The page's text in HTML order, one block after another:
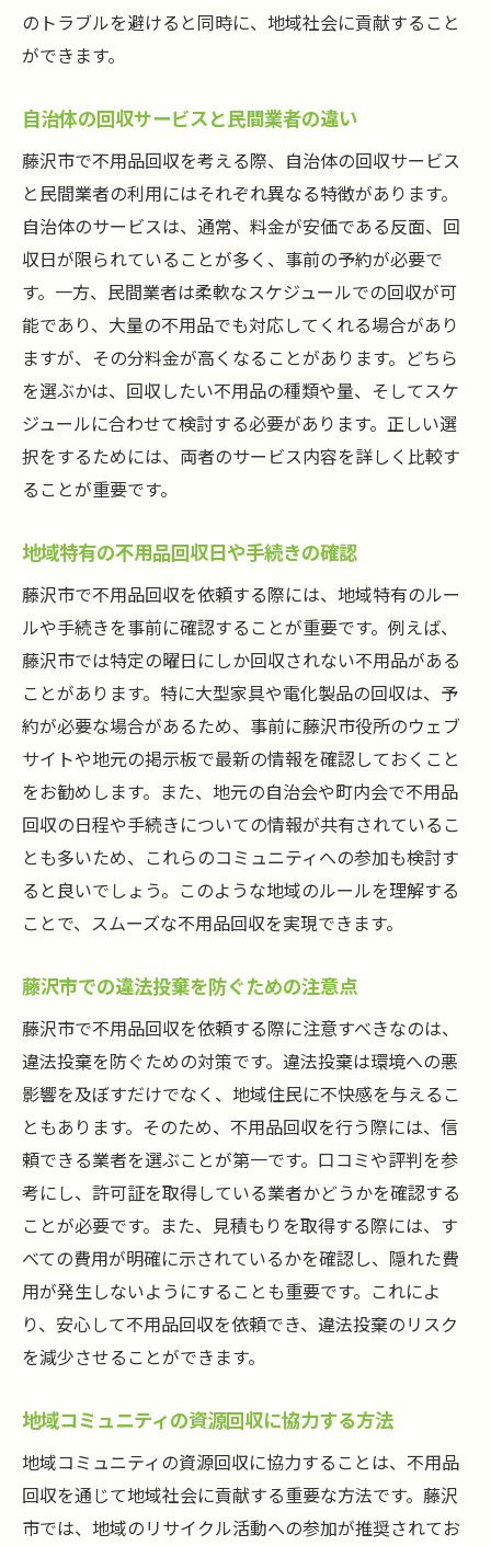
のトラブルを避けると同時に、地域社会に貢献すること
ができます。
自治体の回収サービスと民間業者の違い
藤沢市で不用品回収を考える際、自治体の回収サービス
と民間業者の利用にはそれぞれ異なる特徴があります。
自治体のサービスは、通常、料金が安価である反面、回
収日が限られていることが多く、事前の予約が必要で
す。一方、民間業者は柔軟なスケジュールでの回収が可
能であり、大量の不用品でも対応してくれる場合があり
ますが、その分料金が高くなることがあります。どちら
を選ぶかは、回収したい不用品の種類や量、そしてスケ
ジュールに合わせて検討する必要があります。正しい選
択をするためには、両者のサービス内容を詳しく比較す
ることが重要です。
地域特有の不用品回収日や手続きの確認
藤沢市で不用品回収を依頼する際には、地域特有のルー
ルや手続きを事前に確認することが重要です。例えば、
藤沢市では特定の曜日にしか回収されない不用品がある
ことがあります。特に大型家具や電化製品の回収は、予
約が必要な場合があるため、事前に藤沢市役所のウェブ
サイトや地元の掲示板で最新の情報を確認しておくこと
をお勧めします。また、地元の自治会や町内会で不用品
回収の日程や手続きについての情報が共有されているこ
とも多いため、これらのコミュニティへの参加も検討す
ると良いでしょう。このような地域のルールを理解する
ことで、スムーズな不用品回収を実現できます。
藤沢市での違法投棄を防ぐための注意点
藤沢市で不用品回収を依頼する際に注意すべきなのは、
違法投棄を防ぐための対策です。違法投棄は環境への悪
影響を及ぼすだけでなく、地域住民に不快感を与えるこ
ともあります。そのため、不用品回収を行う際には、信
頼できる業者を選ぶことが第一です。口コミや評判を参
考にし、許可証を取得している業者かどうかを確認する
ことが必要です。また、見積もりを取得する際には、す
べての費用が明確に示されているかを確認し、隠れた費
用が発生しないようにすることも重要です。これによ
り、安心して不用品回収を依頼でき、違法投棄のリスク
を減少させることができます。
地域コミュニティの資源回収に協力する方法
地域コミュニティの資源回収に協力することは、不用品
回収を通じて地域社会に貢献する重要な方法です。藤沢
市では、地域のリサイクル活動への参加が推奨されてお